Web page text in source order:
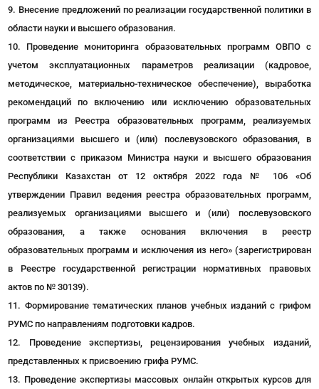
Внесение предложений по реализации государственной политики в
области науки и высшего образования.
Проведение мониторинга образовательных программ ОВПО с
учетом эксплуатационных параметров реализации (кадровое,
методическое, материально-техническое обеспечение), выработка
рекомендаций по включению или исключению образовательных
программ из Реестра образовательных программ, реализуемых
организациями высшего и (или) послевузовского образования, в
соответствии с приказом Министра науки и высшего образования
Республики Казахстан от 12 октября 2022 года № 106 «Об
утверждении Правил ведения реестра образовательных программ,
реализуемых организациями высшего и (или) послевузовского
образования, а также основания включения в реестр
образовательных программ и исключения из него» (зарегистрирован
в Реестре государственной регистрации нормативных правовых
актов по № 30139).
Формирование тематических планов учебных изданий с грифом
РУМС по направлениям подготовки кадров.
Проведение экспертизы, рецензирования учебных изданий,
представленных к присвоению грифа РУМС.
Проведение экспертизы массовых онлайн открытых курсов для